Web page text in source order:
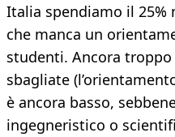
Italia spendiamo il 25%
che manca un
studenti. Ancora
sbagliate
è ancora basso,
ingegneristico o